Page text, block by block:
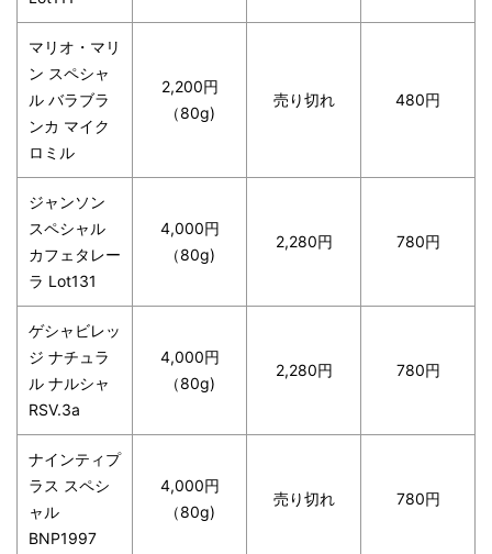
マリオ・マリ
ン スペシャ
ル バラブラ
ンカ マイク
ロミル
2,200円
（80g)
売り切れ 480円
ジャンソン
スペシャル
カフェタレー
ラ Lot131
4,000円
（80g)
2,280円 780円
ゲシャビレッ
ジ ナチュラ
ル ナルシャ
RSV.3a
4,000円
（80g)
2,280円 780円
ナインティプ
ラス スペシ
ャル
BNP1997
4,000円
（80g)
売り切れ 780円